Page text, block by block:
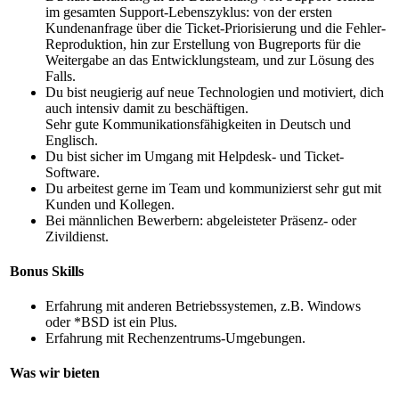
im gesamten Support-Lebenszyklus: von der ersten
Kundenanfrage über die Ticket-Priorisierung und die Fehler-
Reproduktion, hin zur Erstellung von Bugreports für die
Weitergabe an das Entwicklungsteam, und zur Lösung des
Falls.
Du bist neugierig auf neue Technologien und motiviert, dich
auch intensiv damit zu beschäftigen.
Sehr gute Kommunikationsfähigkeiten in Deutsch und
Englisch.
Du bist sicher im Umgang mit Helpdesk- und Ticket-
Software.
Du arbeitest gerne im Team und kommunizierst sehr gut mit
Kunden und Kollegen.
Bei männlichen Bewerbern: abgeleisteter Präsenz- oder
Zivildienst.
Bonus Skills
Erfahrung mit anderen Betriebssystemen, z.B. Windows
oder *BSD ist ein Plus.
Erfahrung mit Rechenzentrums-Umgebungen.
Was wir bieten